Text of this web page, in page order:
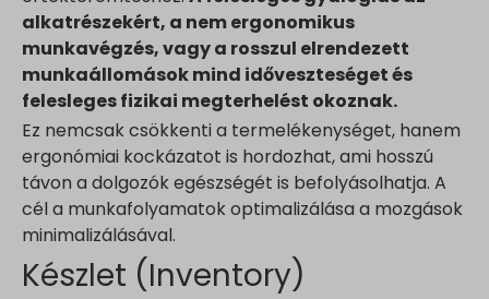
alkatrészekért, a nem ergonomikus
munkavégzés, vagy a rosszul elrendezett
munkaállomások mind időveszteséget és
felesleges fizikai megterhelést okoznak.
Ez nemcsak csökkenti a termelékenységet, hanem
ergonómiai kockázatot is hordozhat, ami hosszú
távon a dolgozók egészségét is befolyásolhatja. A
cél a munkafolyamatok optimalizálása a mozgások
minimalizálásával.
Készlet (Inventory)